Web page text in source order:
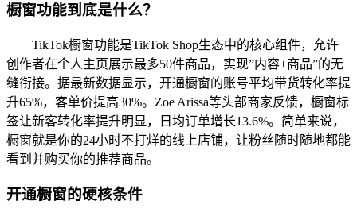
橱窗功能到底是什么？
TikTok橱窗功能是TikTok Shop生态中的核心组件，允许
创作者在个人主页展示最多50件商品，实现”内容+商品”的无
缝衔接。据最新数据显示，开通橱窗的账号平均带货转化率提
升65%，客单价提高30%。Zoe Arissa等头部商家反馈，橱窗标
签让新客转化率提升明显，日均订单增长13.6%。简单来说，
橱窗就是你的24小时不打烊的线上店铺，让粉丝随时随地都能
看到并购买你的推荐商品。
开通橱窗的硬核条件